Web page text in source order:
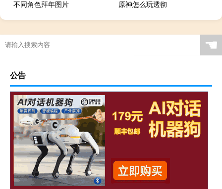
不同角色拜年图片 原神怎么玩透彻
☚
公告